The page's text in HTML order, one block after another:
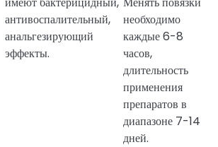
антивоспалительный,
анальгезирующий
эффекты.
необходимо
каждые 6-8
часов,
длительность
применения
препаратов в
диапазоне 7-14
дней.